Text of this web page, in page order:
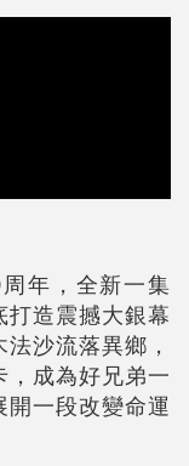
年，全新一集
打造震撼大銀幕
沙流落異鄉，
成為好兄弟一
一段改變命運